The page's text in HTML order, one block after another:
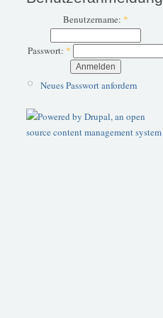
Benutzername: *
Passwort: *
Neues Passwort anfordern